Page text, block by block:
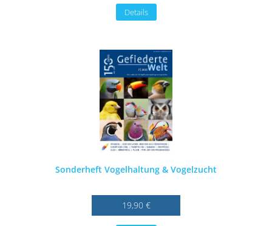
Details
Sonderheft Vogelhaltung & Vogelzucht
19,90 €